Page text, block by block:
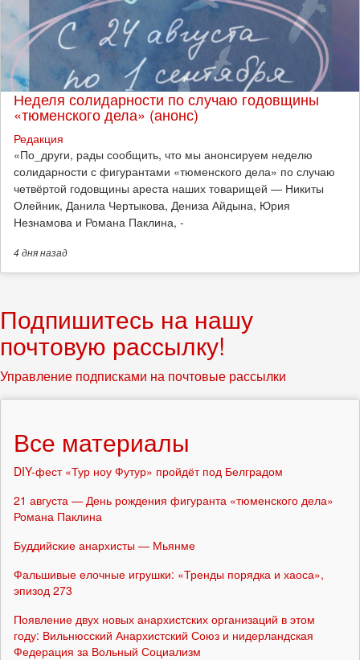
Неделя солидарности по случаю годовщины
«тюменского дела» (анонс)
Редакция
​«По_други, рады сообщить, что мы анонсируем неделю
солидарности с фигурантами «тюменского дела» по случаю
четвёртой годовщины ареста наших товарищей — Никиты
Олейник, Данила Чертыкова, Дениза Айдына, Юрия
Незнамова и Романа Паклина, -
4 дняназад
Подпишитесь на нашу
почтовую рассылку!
Управление подписками на почтовые рассылки
Все материалы
DIY-фест «Тур ноу Футур» пройдёт под Белградом
21 августа — День рождения фигуранта «тюменского дела»
Романа Паклина
Буддийские анархисты — Мьянме
Фальшивые елочные игрушки: «Тренды порядка и хаоса»,
эпизод 273
Появление двух новых анархистских организаций в этом
году: Вильнюсский Анархистский Союз и нидерландская
Федерация за Вольный Социализм